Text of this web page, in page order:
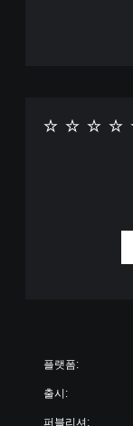
플랫폼:
출시:
퍼블리셔: